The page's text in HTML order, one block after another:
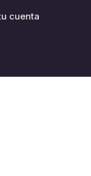
cuenta